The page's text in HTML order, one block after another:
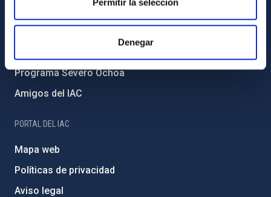
Permitir la selección
Denegar
Programa Severo Ochoa
Amigos del IAC
PORTAL DEL IAC
Mapa web
Políticas de privacidad
Aviso legal